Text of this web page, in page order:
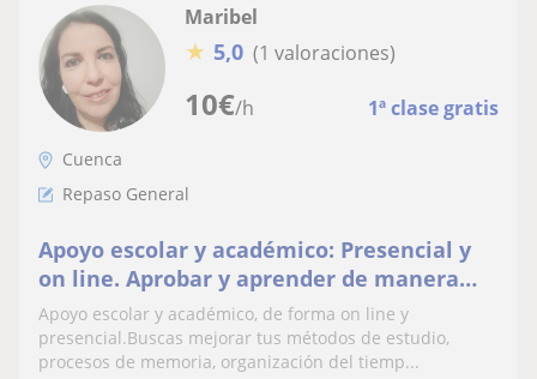
10€/h 1ª clase gratis
Maribel
★ 5,0 (1 valoraciones)
Cuenca
Repaso General
Apoyo escolar y académico: Presencial y
on line. Aprobar y aprender de manera
positiva y significativa. Atención
personalizada
Apoyo escolar y académico, de forma on line y
presencial.Buscas mejorar tus métodos de estudio,
procesos de memoria, organización del tiemp...